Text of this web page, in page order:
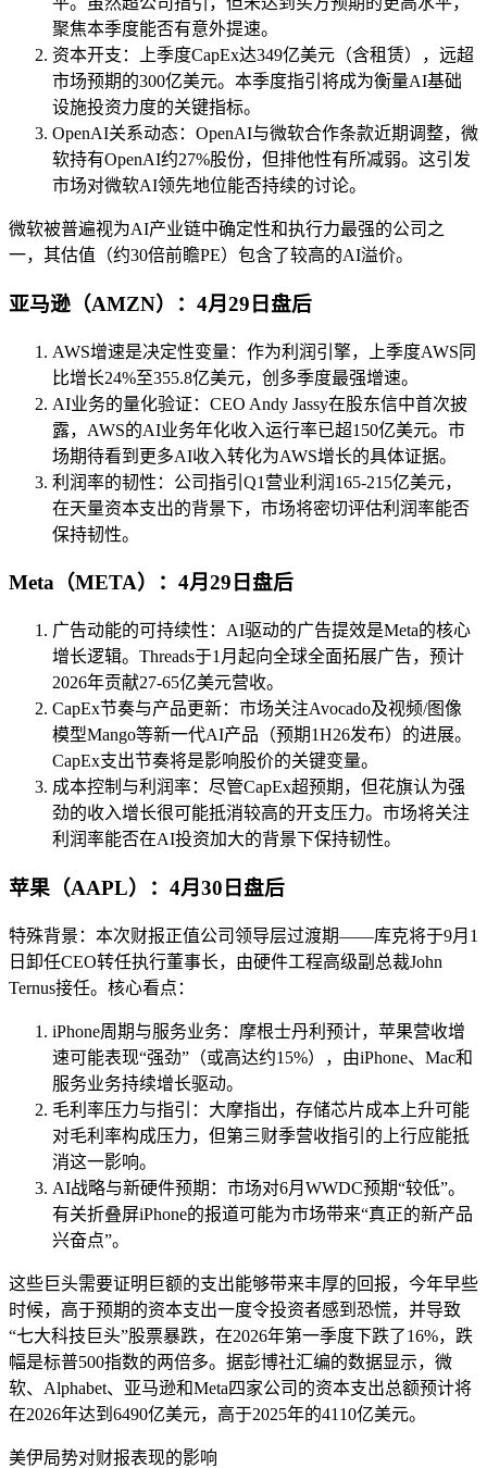
聚焦本季度能否有意外提速。
资本开支：上季度CapEx达349亿美元（含租赁），远超
市场预期的300亿美元。本季度指引将成为衡量AI基础
设施投资力度的关键指标。
OpenAI关系动态：OpenAI与微软合作条款近期调整，微
软持有OpenAI约27%股份，但排他性有所减弱。这引发
市场对微软AI领先地位能否持续的讨论。
微软被普遍视为AI产业链中确定性和执行力最强的公司之
一，其估值（约30倍前瞻PE）包含了较高的AI溢价。
亚马逊（AMZN）：4月29日盘后
AWS增速是决定性变量：作为利润引擎，上季度AWS同
比增长24%至355.8亿美元，创多季度最强增速。
AI业务的量化验证：CEO Andy Jassy在股东信中首次披
露，AWS的AI业务年化收入运行率已超150亿美元。市
场期待看到更多AI收入转化为AWS增长的具体证据。
利润率的韧性：公司指引Q1营业利润165-215亿美元，
在天量资本支出的背景下，市场将密切评估利润率能否
保持韧性。
Meta（META）：4月29日盘后
广告动能的可持续性：AI驱动的广告提效是Meta的核心
增长逻辑。Threads于1月起向全球全面拓展广告，预计
2026年贡献27-65亿美元营收。
CapEx节奏与产品更新：市场关注Avocado及视频/图像
模型Mango等新一代AI产品（预期1H26发布）的进展。
CapEx支出节奏将是影响股价的关键变量。
成本控制与利润率：尽管CapEx超预期，但花旗认为强
劲的收入增长很可能抵消较高的开支压力。市场将关注
利润率能否在AI投资加大的背景下保持韧性。
苹果（AAPL）：4月30日盘后
特殊背景：本次财报正值公司领导层过渡期——库克将于9月1
日卸任CEO转任执行董事长，由硬件工程高级副总裁John
Ternus接任。核心看点：
iPhone周期与服务业务：摩根士丹利预计，苹果营收增
速可能表现“强劲”（或高达约15%），由iPhone、Mac和
服务业务持续增长驱动。
毛利率压力与指引：大摩指出，存储芯片成本上升可能
对毛利率构成压力，但第三财季营收指引的上行应能抵
消这一影响。
AI战略与新硬件预期：市场对6月WWDC预期“较低”。
有关折叠屏iPhone的报道可能为市场带来“真正的新产品
兴奋点”。
这些巨头需要证明巨额的支出能够带来丰厚的回报，今年早些
时候，高于预期的资本支出一度令投资者感到恐慌，并导致
“七大科技巨头”股票暴跌，在2026年第一季度下跌了16%，跌
幅是标普500指数的两倍多。据彭博社汇编的数据显示，微
软、Alphabet、亚马逊和Meta四家公司的资本支出总额预计将
在2026年达到6490亿美元，高于2025年的4110亿美元。
美伊局势对财报表现的影响